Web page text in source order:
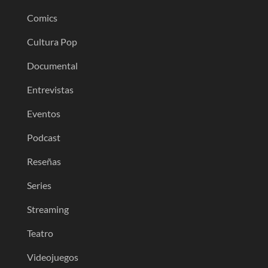
Comics
Cultura Pop
Documental
Entrevistas
Eventos
Podcast
Reseñas
Series
Streaming
Teatro
Videojuegos